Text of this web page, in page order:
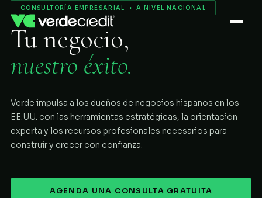
Servicios
Nosotros
Proceso
COMENZAR
CONSULTORÍA EMPRESARIAL • A NIVEL NACIONAL
Tu negocio,
nuestro éxito.
Verde impulsa a los dueños de negocios hispanos en los
EE.UU. con las herramientas estratégicas, la orientación
experta y los recursos profesionales necesarios para
construir y crecer con confianza.
AGENDA UNA CONSULTA GRATUITA